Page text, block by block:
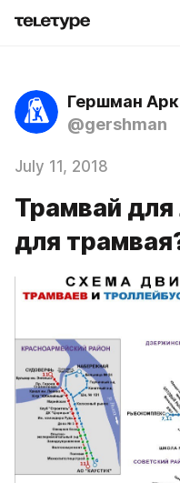
Гершман
@gershman
July 11, 2018
Трамвай
для